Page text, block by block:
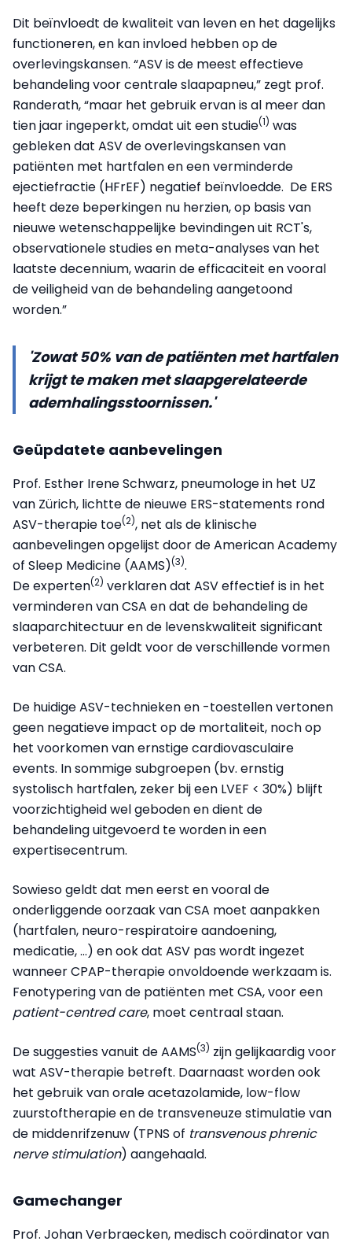
Dit beïnvloedt de kwaliteit van leven en het dagelijks
functioneren, en kan invloed hebben op de
overlevingskansen. “ASV is de meest effectieve
behandeling voor centrale slaapapneu,” zegt prof.
Randerath, “maar het gebruik ervan is al meer dan
tien jaar ingeperkt, omdat uit een studie(1) was
gebleken dat ASV de overlevingskansen van
patiënten met hartfalen en een verminderde
ejectiefractie (HFrEF) negatief beïnvloedde. De ERS
heeft deze beperkingen nu herzien, op basis van
nieuwe wetenschappelijke bevindingen uit RCT's,
observationele studies en meta-analyses van het
laatste decennium, waarin de efficaciteit en vooral
de veiligheid van de behandeling aangetoond
worden.”
'Zowat 50% van de patiënten met hartfalen
krijgt te maken met slaapgerelateerde
ademhalingsstoornissen.'
Geüpdatete aanbevelingen
Prof. Esther Irene Schwarz, pneumologe in het UZ
van Zürich, lichtte de nieuwe ERS-statements rond
ASV-therapie toe(2), net als de klinische
aanbevelingen opgelijst door de American Academy
of Sleep Medicine (AAMS)(3).
De experten(2) verklaren dat ASV effectief is in het
verminderen van CSA en dat de behandeling de
slaaparchitectuur en de levenskwaliteit significant
verbeteren. Dit geldt voor de verschillende vormen
van CSA.
De huidige ASV-technieken en -toestellen vertonen
geen negatieve impact op de mortaliteit, noch op
het voorkomen van ernstige cardiovasculaire
events. In sommige subgroepen (bv. ernstig
systolisch hartfalen, zeker bij een LVEF < 30%) blijft
voorzichtigheid wel geboden en dient de
behandeling uitgevoerd te worden in een
expertisecentrum.
Sowieso geldt dat men eerst en vooral de
onderliggende oorzaak van CSA moet aanpakken
(hartfalen, neuro-respiratoire aandoening,
medicatie, ...) en ook dat ASV pas wordt ingezet
wanneer CPAP-therapie onvoldoende werkzaam is.
Fenotypering van de patiënten met CSA, voor een
patient-centred care, moet centraal staan.
De suggesties vanuit de AAMS(3) zijn gelijkaardig voor
wat ASV-therapie betreft. Daarnaast worden ook
het gebruik van orale acetazolamide, low-flow
zuurstoftherapie en de transveneuze stimulatie van
de middenrifzenuw (TPNS of transvenous phrenic
nerve stimulation) aangehaald.
Gamechanger
Prof. Johan Verbraecken, medisch coördinator van